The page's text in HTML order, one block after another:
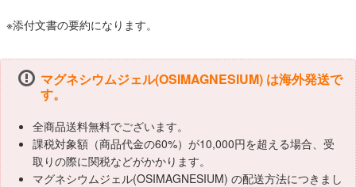
※添付文書の要約になります。
マグネシウムジェル(OSIMAGNESIUM) は海外発送で
す。
全商品送料無料でございます。
課税対象額（商品代金の60%）が10,000円を超える場合、受
取りの際に関税などがかかります。
マグネシウムジェル(OSIMAGNESIUM) の配送方法につきまし